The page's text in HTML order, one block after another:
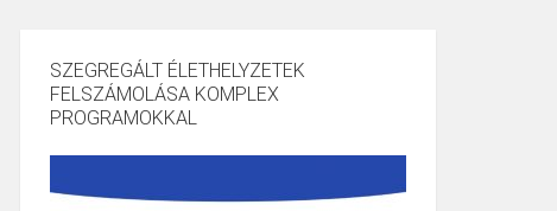
SZEGREGÁLT ÉLETHELYZETEK
FELSZÁMOLÁSA KOMPLEX
PROGRAMOKKAL